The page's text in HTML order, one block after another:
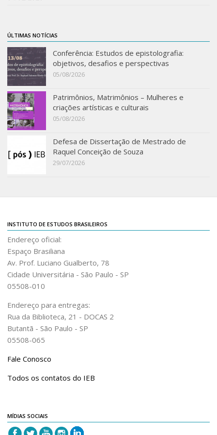
Revista do IEB
Collection
History
IEB Archive
IEB Library
IEB Visual Arts Collection
Journal [RIEB]
CRINT
Graduate Program
Post-doc / Researchers
ÚLTIMAS NOTÍCIAS
Conferência: Estudos de epistolografia:
objetivos, desafios e perspectivas
05/08/2026
Patrimônios, Matrimônios – Mulheres e
criações artísticas e culturais
05/08/2026
Defesa de Dissertação de Mestrado de
Raquel Conceição de Souza
29/07/2026
INSTITUTO DE ESTUDOS BRASILEIROS
Endereço oficial:
Espaço Brasiliana
Av. Prof. Luciano Gualberto, 78
Cidade Universitária - São Paulo - SP
05508-010
Endereço para entregas:
Rua da Biblioteca, 21 - DOCAS 2
Butantã - São Paulo - SP
05508-065
Fale Conosco
Todos os contatos do IEB
MÍDIAS SOCIAIS